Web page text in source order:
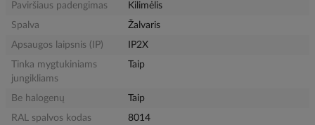
Paviršiaus padengimas
Kilimėlis
Spalva
Žalvaris
Apsaugos laipsnis (IP)
IP2X
Tinka mygtukiniams
jungikliams
Taip
Be halogenų
Taip
RAL spalvos kodas
8014